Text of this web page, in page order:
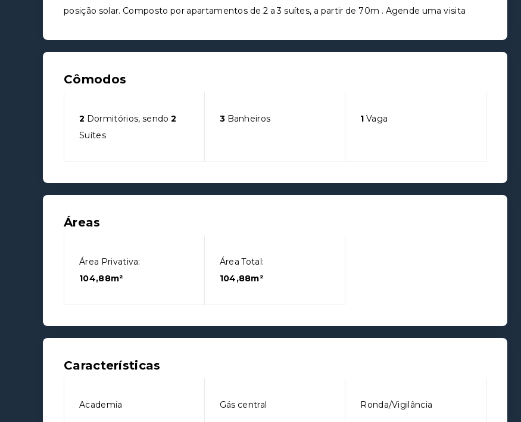
posição solar. Composto por apartamentos de 2 a 3 suítes, a partir de 70m . Agende uma visita
Cômodos
2 Dormitórios, sendo2
Suítes
3Banheiros 1 Vaga
Áreas
Área Privativa:
104,88m²
Área Total:
104,88m²
Características
Academia Gás central Ronda/Vigilância